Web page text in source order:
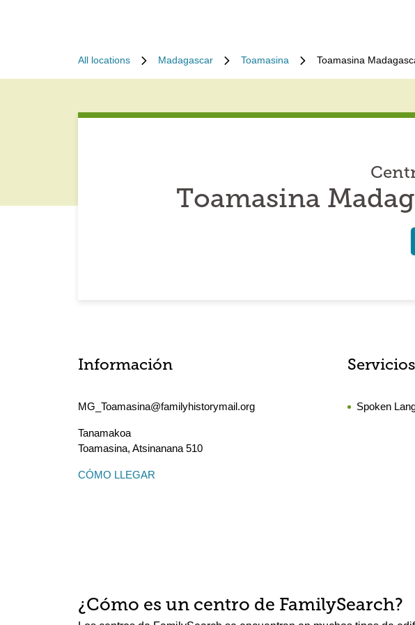
All locations Madagascar Toamasina Toamasina
Toamasina
Información
MG_Toamasina@familyhistorymail.org
Tanamakoa
Toamasina, Atsinanana 510
CÓMO LLEGAR
Servicios
Spoken
¿Cómo es un centro de FamilySearch?